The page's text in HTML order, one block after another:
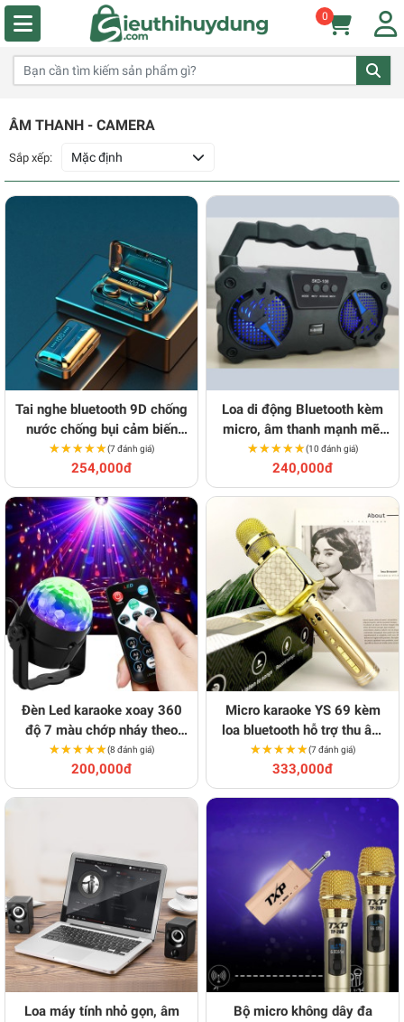
0
ÂM THANH - CAMERA
Sắp xếp: Mặc định
Tai nghe bluetooth 9D chống
nước chống bụi cảm biến
vân tay
★★★★★
★★★★★(7 đánh giá)
254,000đ
Loa di động Bluetooth kèm
micro, âm thanh mạnh mẽ,
hát cực hay
★★★★★
★★★★★(10 đánh giá)
240,000đ
Đèn Led karaoke xoay 360
độ 7 màu chớp nháy theo
nhạc
★★★★★
★★★★★(8 đánh giá)
200,000đ
Micro karaoke YS 69 kèm
loa bluetooth hỗ trợ thu âm
phiên bản mới
★★★★★
★★★★★(7 đánh giá)
333,000đ
Loa máy tính nhỏ gọn, âm
Bộ micro không dây đa